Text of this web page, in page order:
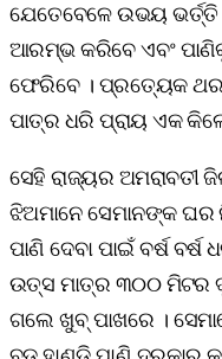
ଯେତେବେଳେ ଉଭୟ
ଆରମ୍ଭ କରିବେ ଏବଂ
ଫେରିବେ । ପ୍ରତ୍ୟେକ ଥର
ପାତ୍ର ଧରି ପ୍ରାୟ ଏକ
ସେହି ରାଜ୍ୟର ଅମରାବତୀ
ଝିଅମାନେ ସେମାନଙ୍କ
ପାଣି ଦେବା ପାଇଁ ବର୍ଷ
ଉତ୍ସ ମାତ୍ର ୩୦୦ ମିଟର
ଗଲେ ଖୁବ୍‌ ପାଖରେ ।